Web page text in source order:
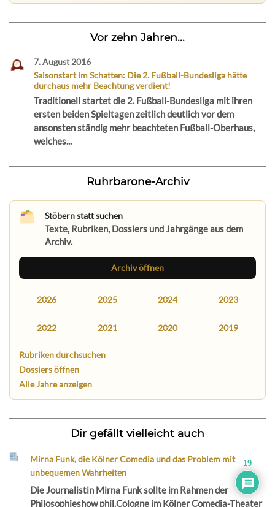
Vor zehn Jahren...
7. August 2016
Saisonstart im Schatten: Die 2. Fußball-Bundesliga hätte
durchaus mehr Beachtung verdient!
Traditionell startet die 2. Fußball-Bundesliga mit ihren
ersten beiden Spieltagen zeitlich deutlich vor dem
ansonsten ständig mehr beachteten Fußball-Oberhaus,
welches...
Ruhrbarone-Archiv
Stöbern statt suchen
Texte, Rubriken, Dossiers und Jahrgänge aus dem
Archiv.
Archiv öffnen
2026 2025 2024 2023
2022 2021 2020 2019
Rubriken durchsuchen
Dossiers öffnen
Alle Jahre anzeigen
Dir gefällt vielleicht auch
Mirna Funk, die Kölner Comedia und das Problem mit
unbequemen Wahrheiten
Die Journalistin Mirna Funk sollte im Rahmen der
Philosophieshow phil.Cologne im Kölner Comedia-Theater
19